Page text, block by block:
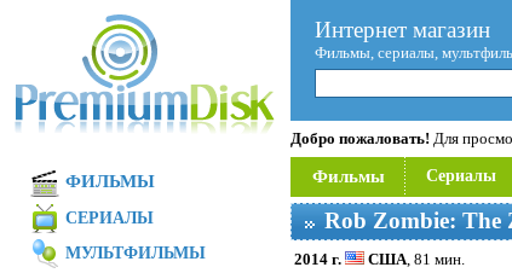
Интернет магазин
Фильмы, сериалы,
Добро пожаловать! Для
Фильмы Сериалы
Rob Zombie: The
2014 г. США, 81 мин.
ФИЛЬМЫ
СЕРИАЛЫ
МУЛЬТФИЛЬМЫ